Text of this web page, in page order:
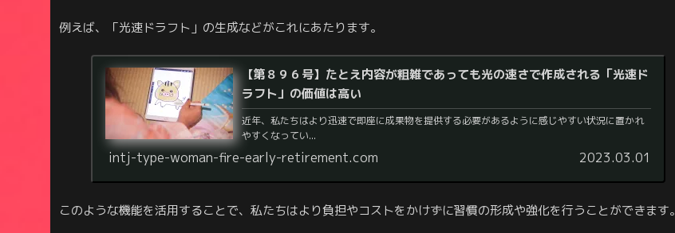
例えば、「光速ドラフト」の生成などがこれにあたります。
【第８９６号】たとえ内容が粗雑であっても光の速さで作成される「光速ド
ラフト」の価値は高い
近年、私たちはより迅速で即座に成果物を提供する必要があるように感じやすい状況に置かれ
やすくなってい...
intj-type-woman-fire-early-retirement.com 2023.03.01
このような機能を活用することで、私たちはより負担やコストをかけずに習慣の形成や強化を行うことができます。